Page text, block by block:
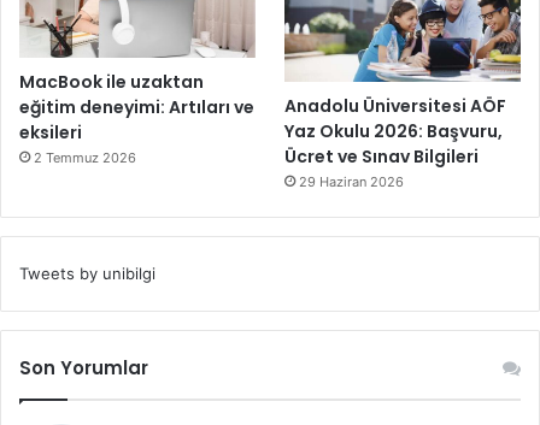
MacBook ile uzaktan
eğitim deneyimi: Artıları ve
eksileri
2 Temmuz 2026
Anadolu Üniversitesi AÖF
Yaz Okulu 2026: Başvuru,
Ücret ve Sınav Bilgileri
29 Haziran 2026
Tweets by unibilgi
Son Yorumlar